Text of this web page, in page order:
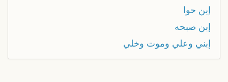
إبن حوا
إبن صبحه
إبني وعلي وموت وخلي